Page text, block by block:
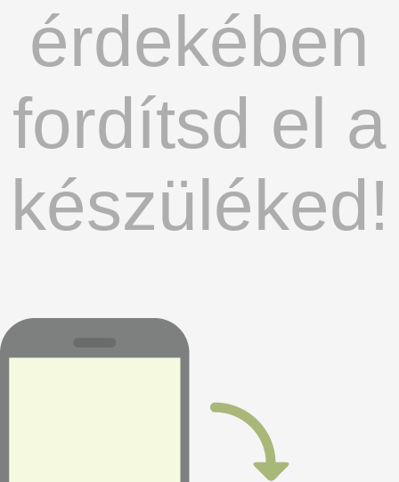
érdekében
fordítsd el a
készüléked!